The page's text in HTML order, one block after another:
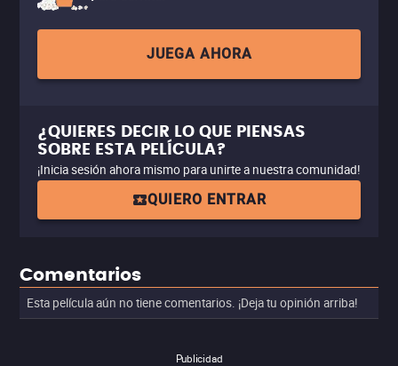
JUEGA AHORA
¿QUIERES DECIR LO QUE PIENSAS
SOBRE ESTA PELÍCULA?
¡Inicia sesión ahora mismo para unirte a nuestra comunidad!
QUIERO ENTRAR
Comentarios
Esta película aún no tiene comentarios. ¡Deja tu opinión arriba!
Publicidad